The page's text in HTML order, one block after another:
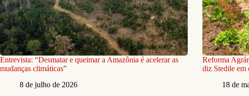
Entrevista: “Desmatar e queimar a Amazônia é acelerar as
mudanças climáticas”
8 de julho de 2026
Reforma
diz Stedile em
18 de